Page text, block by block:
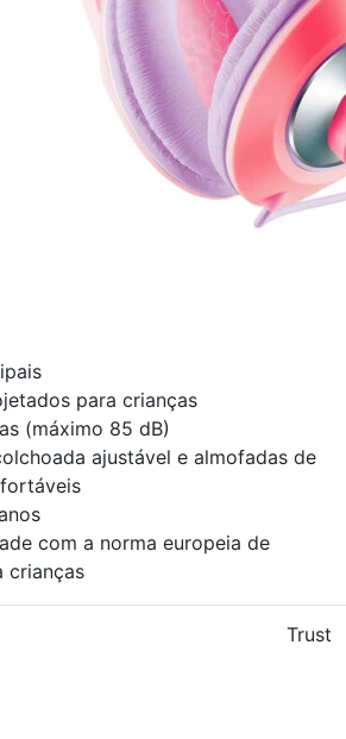
para crianças
(máximo 85 dB)
ajustável e almofadas de
com a norma europeia de
crianças
Trust